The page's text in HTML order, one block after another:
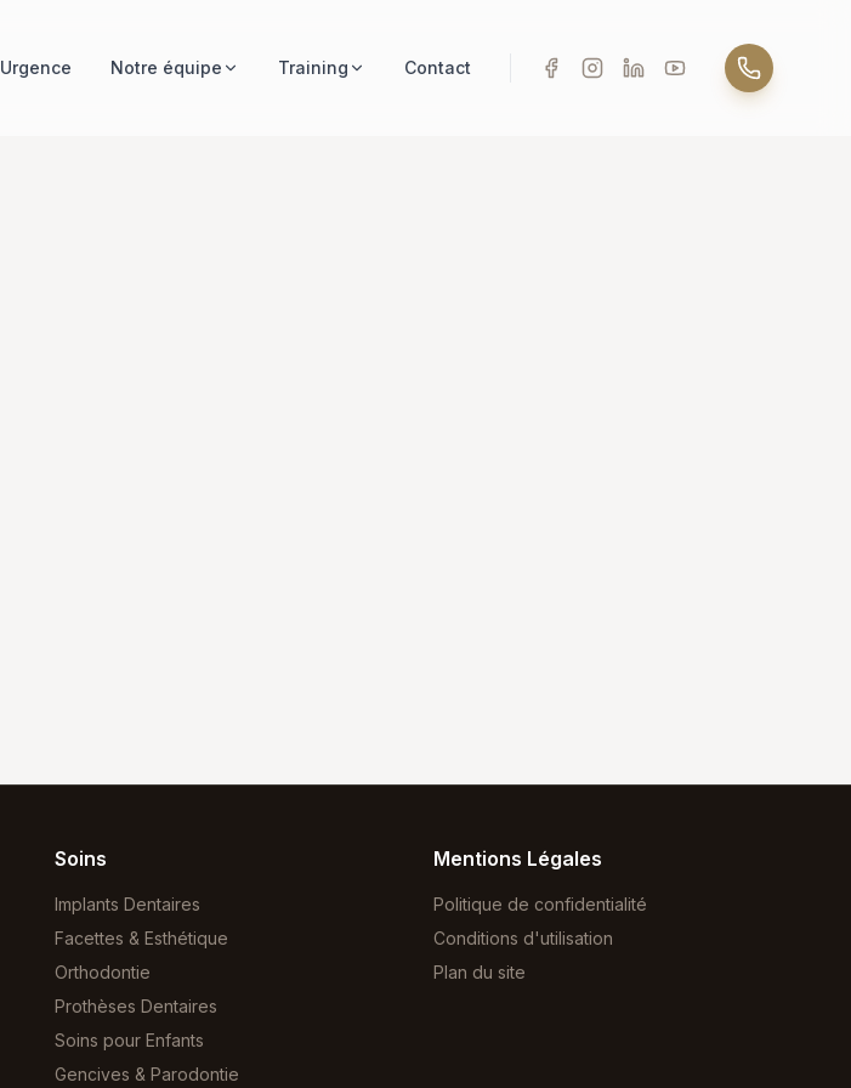
Urgence Notre équipe Training Contact
Soins
Implants Dentaires
Facettes & Esthétique
Orthodontie
Prothèses Dentaires
Soins pour Enfants
Gencives & Parodontie
Mentions Légales
Politique de confidentialité
Conditions d'utilisation
Plan du site